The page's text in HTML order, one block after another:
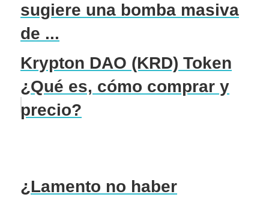
sugiere una bomba masiva
de ...
Krypton DAO (KRD) Token
¿Qué es, cómo comprar y
precio?
¿Lamento no haber